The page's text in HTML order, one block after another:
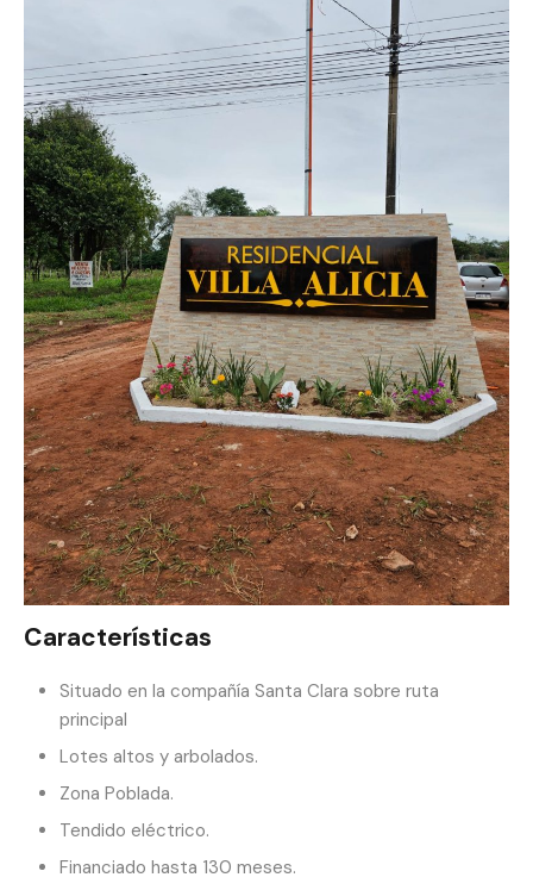
Características
Situado en la compañía Santa Clara sobre ruta
principal
Lotes altos y arbolados.
Zona Poblada.
Tendido eléctrico.
Financiado hasta 130 meses.